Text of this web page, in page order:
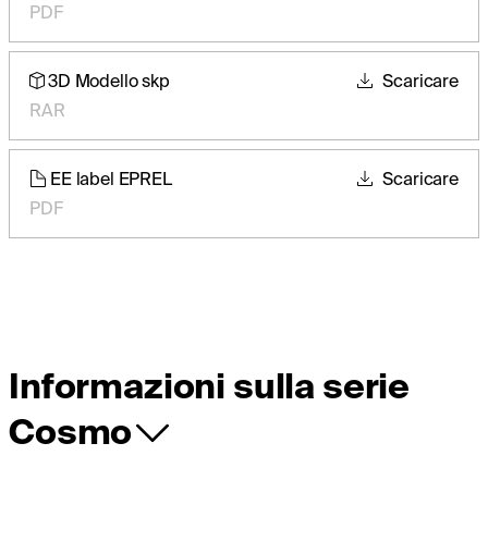
PDF
3D Modello skp
RAR
Scaricare
EE label EPREL
PDF
Scaricare
Informazioni sulla serie
Cosmo